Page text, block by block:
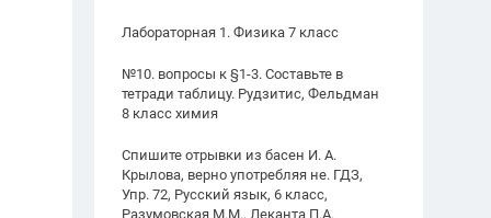
Лабораторная 1. Физика 7 класс
№10. вопросы к §1-3. Составьте в
тетради таблицу. Рудзитис, Фельдман
8 класс химия
Спишите отрывки из басен И. А.
Крылова, верно употребляя не. ГДЗ,
Упр. 72, Русский язык, 6 класс,
Разумовская М.М., Леканта П.А.